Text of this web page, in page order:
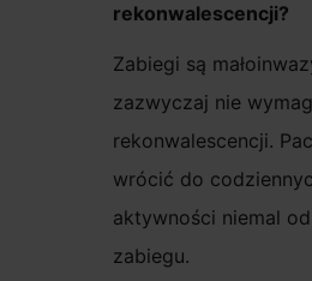
rekonwalescencji?
Zabiegi są
zazwyczaj nie
rekonwalescencji.
wrócić do
aktywności niemal
zabiegu.